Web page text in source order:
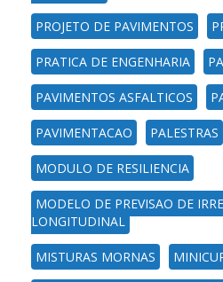
PROJETO DE PAVIMENTOS
PRATICA DE ENGENHARIA
PAVIMENTOS ASFALTICOS
PAVIMENTACAO PALESTRAS
MODULO DE RESILIENCIA
MODELO DE PREVISAO DE
LONGITUDINAL
MISTURAS MORNAS